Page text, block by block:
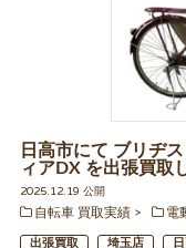
日高市にて ブリヂ
ィアDX を出張買取
2025.12.19 公開
自転車 買取実績
電
出張買取 埼玉店